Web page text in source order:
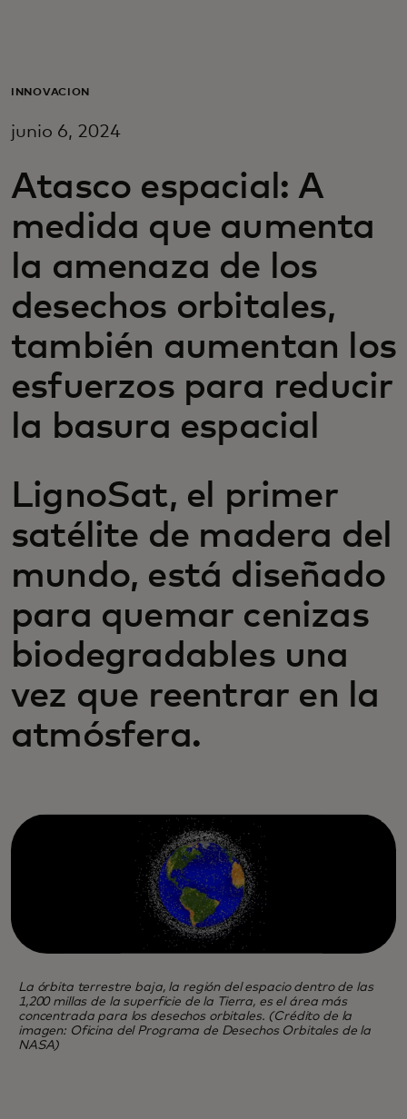
Para empresas
Para innovadores
Noticias y tendencias
INNOVACIÓN
junio 6, 2024
Atasco espacial: A
medida que aumenta
la amenaza de los
desechos orbitales,
también aumentan los
esfuerzos para reducir
la basura espacial
LignoSat, el primer
satélite de madera del
mundo, está diseñado
para quemar cenizas
biodegradables una
vez que reentrar en la
atmósfera.
La órbita terrestre baja, la región del espacio dentro de las
1,200 millas de la superficie de la Tierra, es el área más
concentrada para los desechos orbitales. (Crédito de la
imagen: Oficina del Programa de Desechos Orbitales de la
NASA)